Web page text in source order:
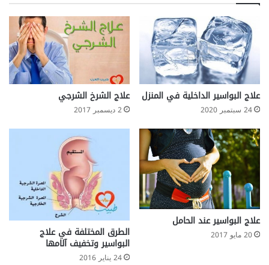
ش
و
ر
ة
ط
ب
ي
ع
ي
ر
ق
ق
ا
ل
ع
ا
و
س
ر
ط
علاج البواسير الداخلية في المنزل
24 سبتمبر 2020
علاج الشرخ الشرجي
2 ديسمبر 2017
علاج البواسير عند الحامل
20 مايو 2017 الطرق المختلفة في علاج
البواسير وتخفيف آلامها
24 يناير 2016